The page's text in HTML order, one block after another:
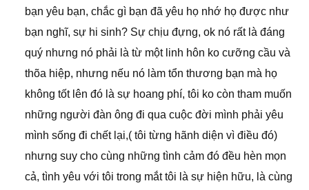
bạn yêu bạn, chắc gì bạn đã yêu họ nhớ họ được như
bạn nghĩ, sự hi sinh? Sự chịu đựng, ok nó rất là đáng
quý nhưng nó phải là từ một linh hôn ko cưỡng cầu và
thõa hiệp, nhưng nếu nó làm tổn thương bạn mà họ
không tốt lên đó là sự hoang phí, tôi ko còn tham muốn
những người đàn ông đi qua cuộc đời mình phải yêu
mình sống đi chết lại,( tôi từng hãnh diện vì điều đó)
nhưng suy cho cùng những tình cảm đó đều hèn mọn
cả, tình yêu với tôi trong mắt tôi là sự hiện hữu, là cùng